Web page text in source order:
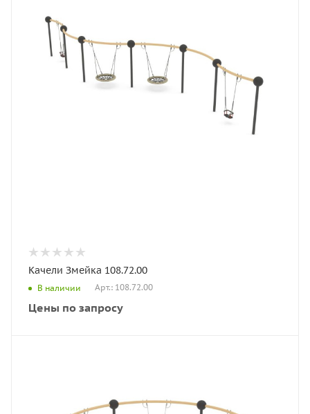
Качели Змейка 108.72.00
В наличии Арт.: 108.72.00
Цены по запросу